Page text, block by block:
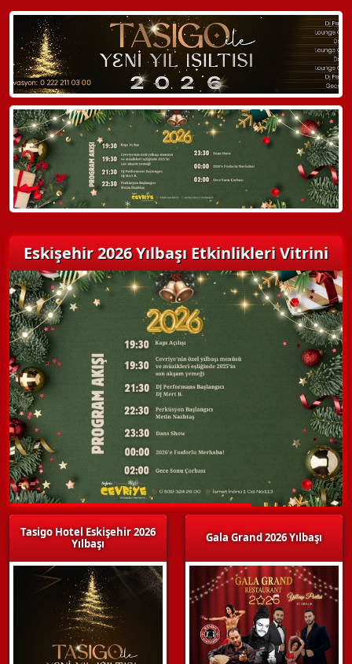
WhatsApp ile Bilgi Alın
Hemen Arayın
Detaylı Bilgi Alın
Eskişehir 2026 Yılbaşı Etkinlikleri Vitrini
Tasigo Hotel Eskişehir 2026
Yılbaşı
Gala Grand 2026 Yılbaşı